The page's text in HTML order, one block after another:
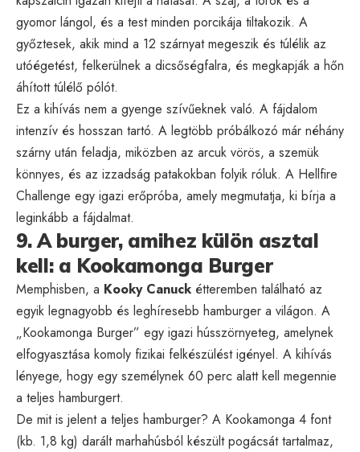
gyomor lángol, és a test minden porcikája tiltakozik. A
győztesek, akik mind a 12 szárnyat megeszik és túlélik az
utóégetést, felkerülnek a dicsőségfalra, és megkapják a hőn
áhított túlélő pólót.
Ez a kihívás nem a gyenge szívűeknek való. A fájdalom
intenzív és hosszan tartó. A legtöbb próbálkozó már néhány
szárny után feladja, miközben az arcuk vörös, a szemük
könnyes, és az izzadság patakokban folyik róluk. A Hellfire
Challenge egy igazi erőpróba, amely megmutatja, ki bírja a
leginkább a fájdalmat.
9. A burger, amihez külön asztal
kell: a Kookamonga Burger
Memphisben, a Kooky Canuck étteremben található az
egyik legnagyobb és leghíresebb hamburger a világon. A
„Kookamonga Burger” egy igazi hússzörnyeteg, amelynek
elfogyasztása komoly fizikai felkészülést igényel. A kihívás
lényege, hogy egy személynek 60 perc alatt kell megennie
a teljes hamburgert.
De mit is jelent a teljes hamburger? A Kookamonga 4 font
(kb. 1,8 kg) darált marhahúsból készült pogácsát tartalmaz,